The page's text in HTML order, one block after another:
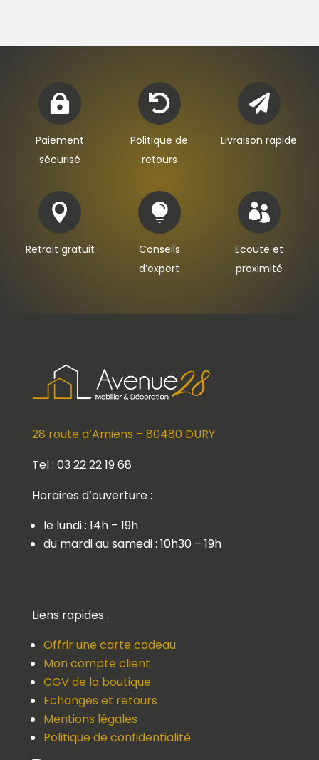

Paiement
sécurisé

Politique de
retours

Livraison rapide

Retrait gratuit

Conseils
d’expert

Ecoute et
proximité
28 route d’Amiens – 80480 DURY
Tel : 03 22 22 19 68
Horaires d’ouverture :
le lundi : 14h – 19h
du mardi au samedi : 10h30 – 19h
Liens rapides :
Offrir une carte cadeau
Mon compte client
CGV de la boutique
Echanges et retours
Mentions légales
Politique de confidentialité